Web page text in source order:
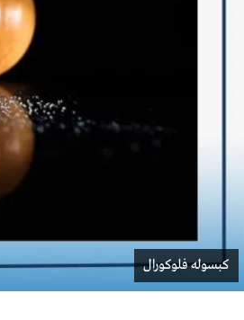
كبسوله فلوكورال